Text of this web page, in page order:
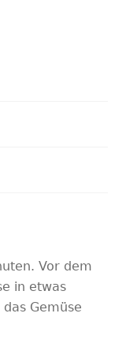
Vor dem
in etwas
Gemüse